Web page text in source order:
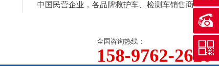
中国民营企业，各品牌救护车 检测车销售商
全国咨询热线：
158-9762-2626